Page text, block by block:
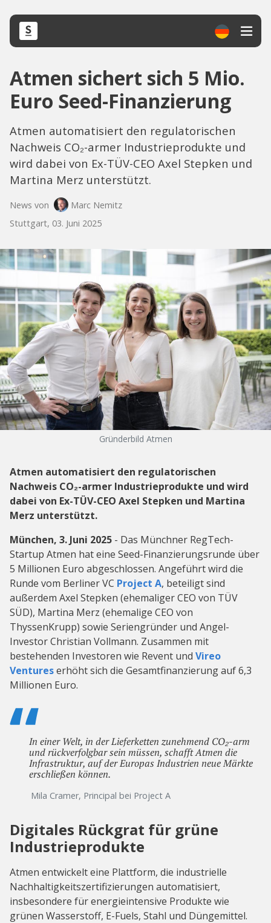
Atmen sichert sich 5 Mio.
Euro Seed-Finanzierung
Atmen automatisiert den regulatorischen
Nachweis CO₂-armer Industrieprodukte und
wird dabei von Ex-TÜV-CEO Axel Stepken und
Martina Merz unterstützt.
News von
Marc Nemitz
Stuttgart, 03. Juni 2025
Gründerbild Atmen
Atmen automatisiert den regulatorischen
Nachweis CO₂-armer Industrieprodukte und wird
dabei von Ex-TÜV-CEO Axel Stepken und Martina
Merz unterstützt.
München, 3. Juni 2025 - Das Münchner RegTech-
Startup Atmen hat eine Seed-Finanzierungsrunde über
5 Millionen Euro abgeschlossen. Angeführt wird die
Runde vom Berliner VC Project A, beteiligt sind
außerdem Axel Stepken (ehemaliger CEO von TÜV
SÜD), Martina Merz (ehemalige CEO von
ThyssenKrupp) sowie Seriengründer und Angel-
Investor Christian Vollmann. Zusammen mit
bestehenden Investoren wie Revent und Vireo
Ventureserhöht sich die Gesamtfinanzierung auf 6,3
Millionen Euro.
In einer Welt, in der Lieferketten zunehmend CO₂-arm
und rückverfolgbar sein müssen, schafft Atmen die
Infrastruktur, auf der Europas Industrien neue Märkte
erschließen können.
Mila Cramer, Principal bei Project A
Digitales Rückgrat für grüne
Industrieprodukte
Atmen entwickelt eine Plattform, die industrielle
Nachhaltigkeitszertifizierungen automatisiert,
insbesondere für energieintensive Produkte wie
grünen Wasserstoff, E-Fuels, Stahl und Düngemittel.